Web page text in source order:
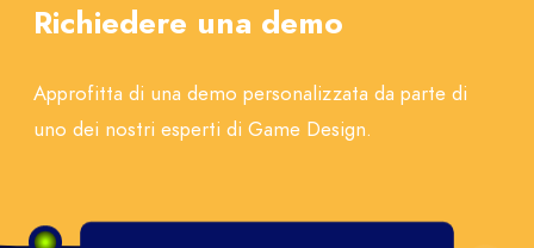
Richiedere una demo
Approfitta di una demo personalizzata da parte di
uno dei nostri esperti di Game Design.